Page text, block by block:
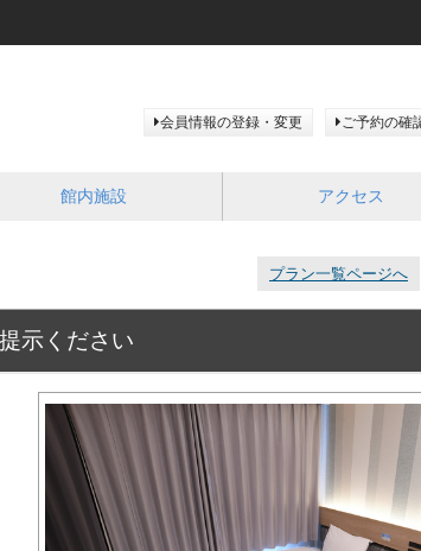
会員情報の登録・変更 ご予約の確
館内施設 アクセス
プラン一覧ページへ
示ください